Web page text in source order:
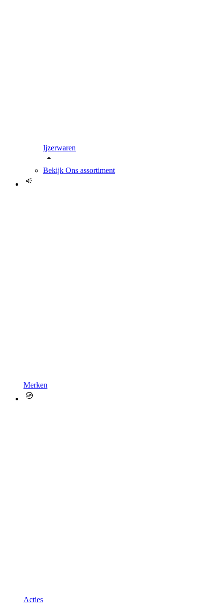
Ijzerwaren
Bekijk Ons assortiment
Merken
Acties